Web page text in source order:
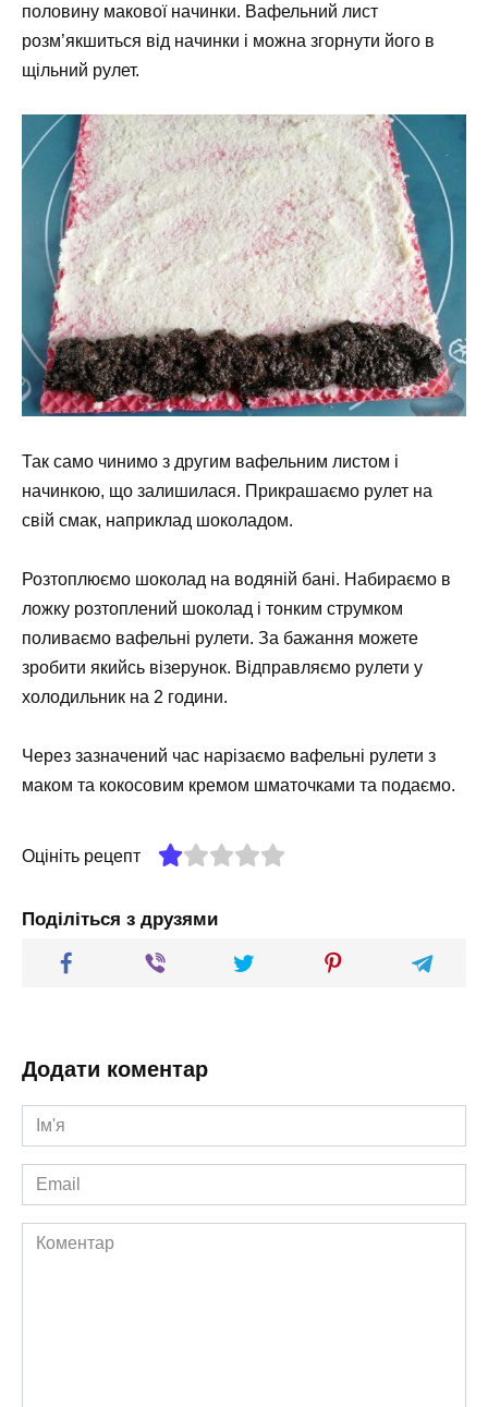
половину макової начинки. Вафельний лист
розм’якшиться від начинки і можна згорнути його в
щільний рулет.
Так само чинимо з другим вафельним листом і
начинкою, що залишилася. Прикрашаємо рулет на
свій смак, наприклад шоколадом.
Розтоплюємо шоколад на водяній бані. Набираємо в
ложку розтоплений шоколад і тонким струмком
поливаємо вафельні рулети. За бажання можете
зробити якийсь візерунок. Відправляємо рулети у
холодильник на 2 години.
Через зазначений час нарізаємо вафельні рулети з
маком та кокосовим кремом шматочками та подаємо.
Оцініть рецепт
Поділіться з друзями
Додати коментар
Ім'я
*
Email
*
Коментар